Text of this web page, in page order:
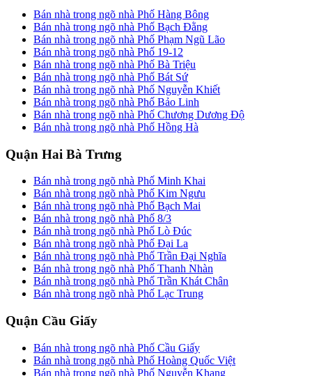
Bán nhà trong ngõ nhà Phố Hàng Bông
Bán nhà trong ngõ nhà Phố Bạch Đằng
Bán nhà trong ngõ nhà Phố Phạm Ngũ Lão
Bán nhà trong ngõ nhà Phố 19-12
Bán nhà trong ngõ nhà Phố Bà Triệu
Bán nhà trong ngõ nhà Phố Bát Sứ
Bán nhà trong ngõ nhà Phố Nguyễn Khiết
Bán nhà trong ngõ nhà Phố Bảo Linh
Bán nhà trong ngõ nhà Phố Chương Dương Độ
Bán nhà trong ngõ nhà Phố Hồng Hà
Quận Hai Bà Trưng
Bán nhà trong ngõ nhà Phố Minh Khai
Bán nhà trong ngõ nhà Phố Kim Ngưu
Bán nhà trong ngõ nhà Phố Bạch Mai
Bán nhà trong ngõ nhà Phố 8/3
Bán nhà trong ngõ nhà Phố Lò Đúc
Bán nhà trong ngõ nhà Phố Đại La
Bán nhà trong ngõ nhà Phố Trần Đại Nghĩa
Bán nhà trong ngõ nhà Phố Thanh Nhàn
Bán nhà trong ngõ nhà Phố Trần Khát Chân
Bán nhà trong ngõ nhà Phố Lạc Trung
Quận Cầu Giấy
Bán nhà trong ngõ nhà Phố Cầu Giấy
Bán nhà trong ngõ nhà Phố Hoàng Quốc Việt
Bán nhà trong ngõ nhà Phố Nguyễn Khang